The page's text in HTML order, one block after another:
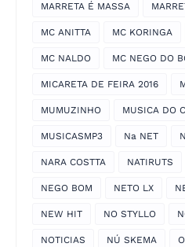
MARRETA É MASSA
MC ANITTA MC KORINGA
MC NALDO MC NEGO DO
MICARETA DE FEIRA 2016
MUMUZINHO MUSICA DO
MUSICASMP3 Na NET
NARA COSTTA NATIRUTS
NEGO BOM NETO LX
NEW HIT NO STYLLO
NOTICIAS NÚ SKEMA